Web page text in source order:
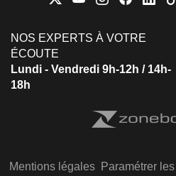
NOS EXPERTS À VOTRE
ÉCOUTE
Lundi - Vendredi 9h-12h / 14h-
18h
Mentions légales Paramétrer